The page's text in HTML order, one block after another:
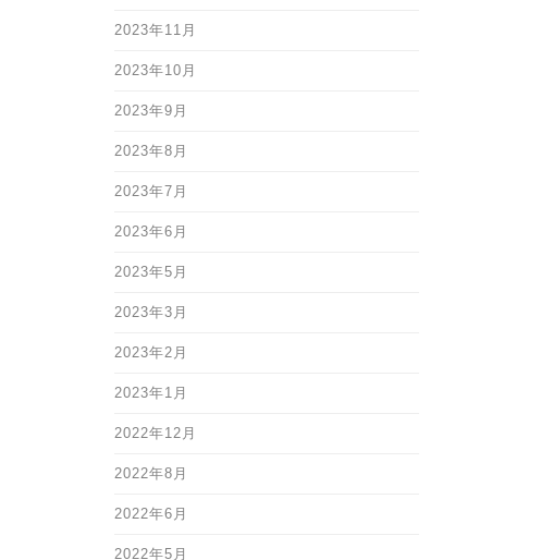
2023年11月
2023年10月
2023年9月
2023年8月
2023年7月
2023年6月
2023年5月
2023年3月
2023年2月
2023年1月
2022年12月
2022年8月
2022年6月
2022年5月